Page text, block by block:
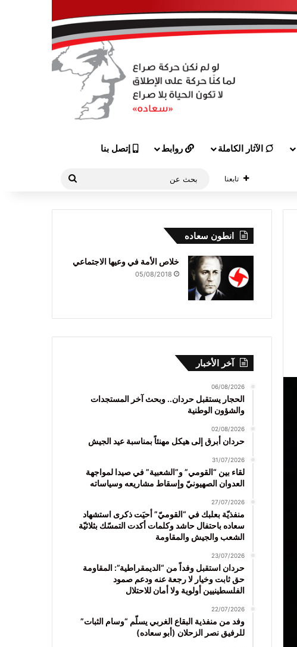
الآثار الكاملة روابط إتصل بنا
تابعنا
انطون سعاده
خلاص الأمة في وعيها الاجتماعي
05/08/2018
آخر الأخبار
06/08/2026
الحجار يستقبل حردان.. وبحث آخر المستجدات
والشؤون الوطنية
02/08/2026
حردان أبرق إلى هيكل مهنئاً بمناسبة عيد الجيش
31/07/2026
لقاء بين “القومي” و”الشعبية” في صيدا لمواجهة
العدوان الصهيونيّ وإسقاط مشاريعه وسياساته
27/07/2026
منفذيّة بعلبك في “القوميّ” أحيَت ذكرى استشهاد
سعاده باحتفال حاشد وكلمات أكدت التمسّك بثلاثيّة
الشعب والجيش والمقاومة
23/07/2026
حردان استقبل وفداً من “الديمقراطية”: المقاومة
حق ثابت وخيار لا رجعة عنه ودعم صمود
الفلسطينيين أولوية ولا أمان للاحتلال
22/07/2026
وفد من منفذية البقاع الغربي يسلّم “وسام الثبات”
للرفيق نصر الزحلان (أبو سعاده)